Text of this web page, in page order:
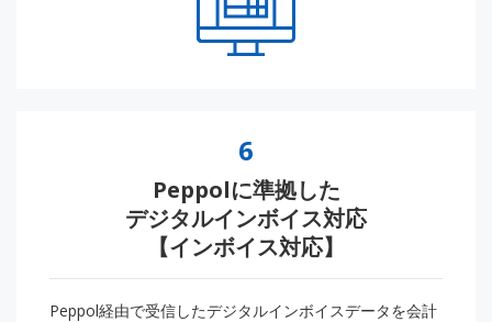
6
Peppolに準拠した
デジタルインボイス対応
【インボイス対応】
Peppol経由で受信したデジタルインボイスデータを会計